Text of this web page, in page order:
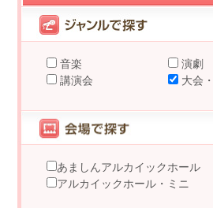
音楽 演劇
講演会
大会
あましんアルカイックホール
アルカイックホール・ミニ